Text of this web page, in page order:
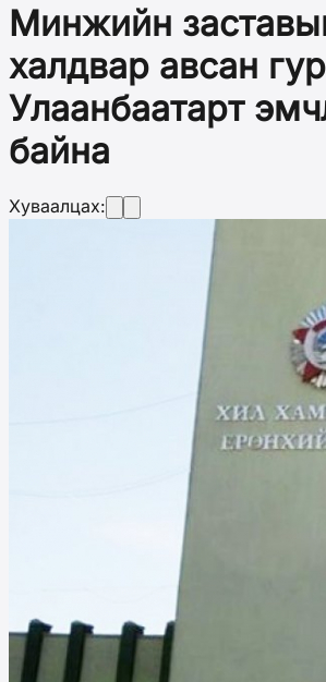
Минжийн
халдвар авсан
Улаанбаатарт
байна
Хуваалцах: